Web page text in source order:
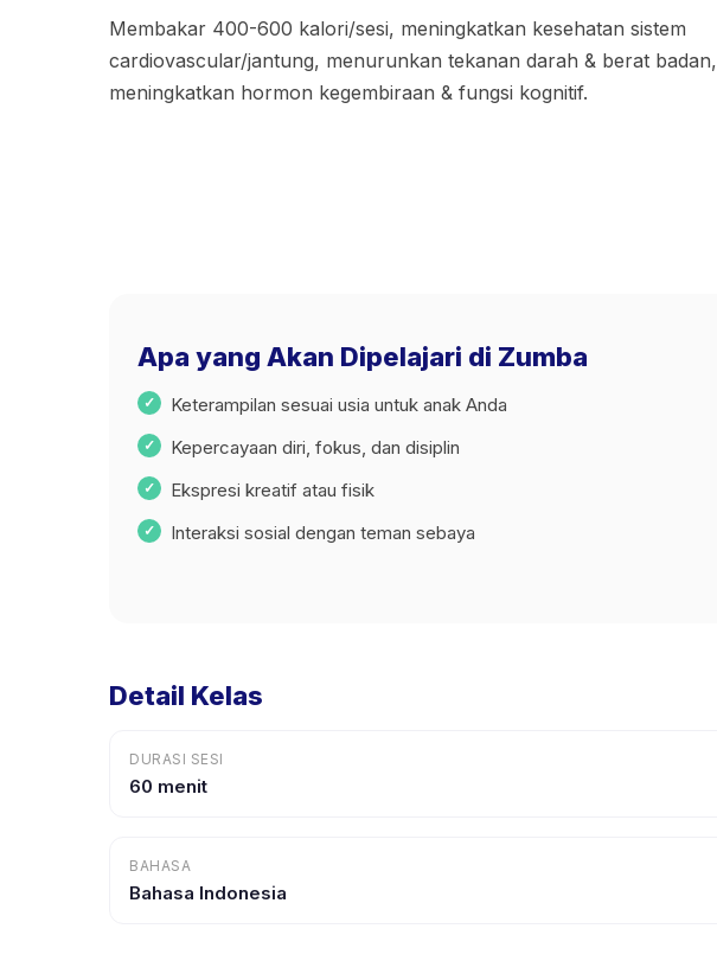
Membakar 400-600 kalori/sesi, meningkatkan kesehatan sistem
cardiovascular/jantung, menurunkan tekanan darah & berat badan,
meningkatkan hormon kegembiraan & fungsi kognitif.
Apa yang Akan Dipelajari di Zumba
Keterampilan sesuai usia untuk anak Anda
Kepercayaan diri, fokus, dan disiplin
Ekspresi kreatif atau fisik
Interaksi sosial dengan teman sebaya
Detail Kelas
DURASI SESI
60 menit
BAHASA
Bahasa Indonesia